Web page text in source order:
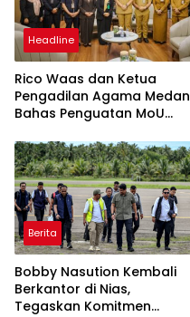
Headline
Rico Waas dan Ketua
Pengadilan Agama Medan
Bahas Penguatan MoU
dan Perempuan Pasca
Perceraian ASN
Berita
Bobby Nasution Kembali
Berkantor di Nias,
Tegaskan Komitmen